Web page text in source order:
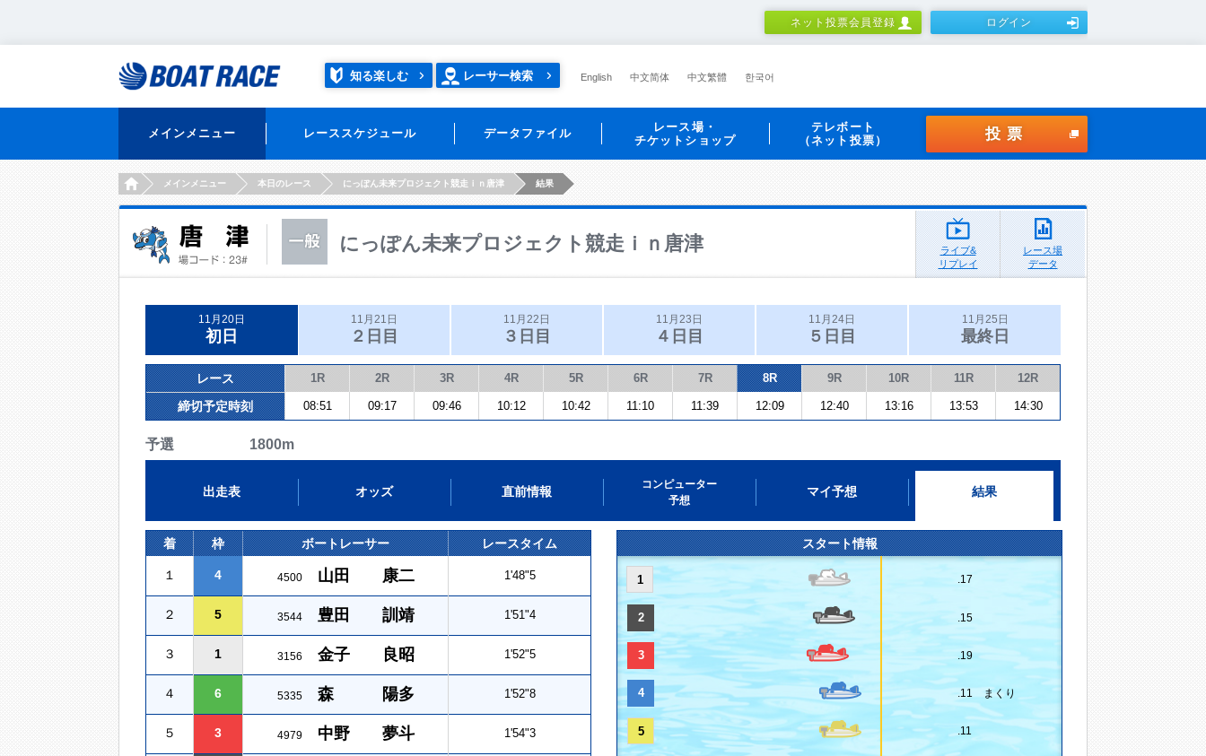
ネット投票会員登録 ログイン
知る楽しむ レーサー検索 English 中文简体 中文繁體 한국어
メインメニュー レーススケジュール データファイル
レース場・
チケットショップ
テレボート
（ネット投票）
投票
HOMEメインメニュー 本日のレース にっぽん未来プロジェクト競走ｉｎ唐津 結果
にっぽん未来プロジェクト競走ｉｎ唐津
ライブ&
リプレイ
レース場
データ
11月20日
初日
11月21日
２日目
11月22日
３日目
11月23日
４日目
11月24日
５日目
11月25日
最終日
レース 1R 2R 3R 4R 5R 6R 7R 8R 9R 10R 11R 12R
締切予定時刻 08:51 09:17 09:46 10:12 10:42 11:10 11:39 12:09 12:40 13:16 13:53 14:30
予選 1800m
出走表 オッズ 直前情報
コンピューター
予想
マイ予想 結果
着 枠 ボートレーサー レースタイム
１ 4 4500 山田 康二 1'48"5
２ 5 3544 豊田 訓靖 1'51"4
３ 1 3156 金子 良昭 1'52"5
４ 6 5335 森 陽多 1'52"8
５ 3 4979 中野 夢斗 1'54"3
スタート情報
1 .17
2 .15
3 .19
4 .11 まくり
5 .11